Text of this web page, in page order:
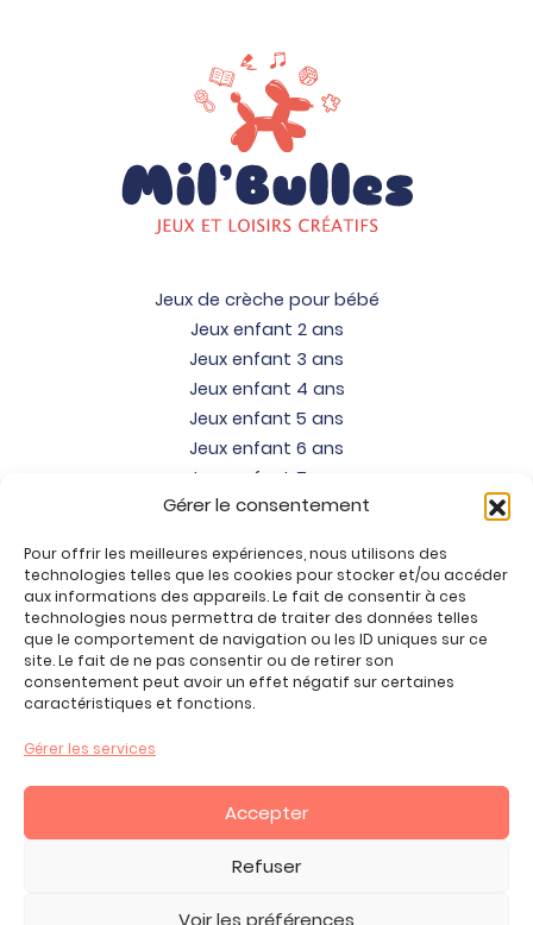
Gérer le consentement
Pour offrir les meilleures expériences, nous utilisons des
technologies telles que les cookies pour stocker et/ou accéder
aux informations des appareils. Le fait de consentir à ces
technologies nous permettra de traiter des données telles
que le comportement de navigation ou les ID uniques sur ce
site. Le fait de ne pas consentir ou de retirer son
consentement peut avoir un effet négatif sur certaines
caractéristiques et fonctions.
Gérer les services
Accepter
Refuser
Voir les préférences
Jeux de crèche pour bébé
Jeux enfant 2 ans
Jeux enfant 3 ans
Jeux enfant 4 ans
Jeux enfant 5 ans
Jeux enfant 6 ans
Jeux enfant 7 ans
Jeux enfant 8 ans
Jeux enfant 10 ans
Jeux enfant 11 ans
Jeux enfant 12 ans
Tous nos produits
Promos jeux de loisirs créatifs
Mon compte
CGV